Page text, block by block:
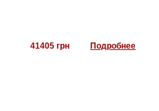
41405 грн Подробнее